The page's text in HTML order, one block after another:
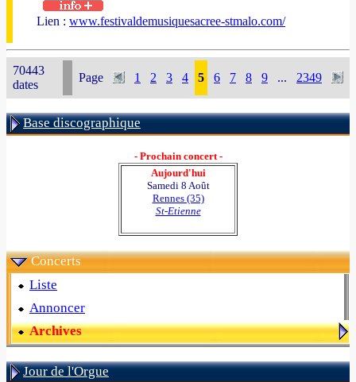
Lien : www.festivaldemusiquesacree-stmalo.com/
70443
dates
Page 1 2 3 4 5 6 7 8 9 ... 2349
Base discographique
- Prochain concert -
Aujourd'hui
Samedi 8 Août
Rennes (35)
St-Etienne
Concerts
Liste
Annoncer
Archives
Jour de l'Orgue